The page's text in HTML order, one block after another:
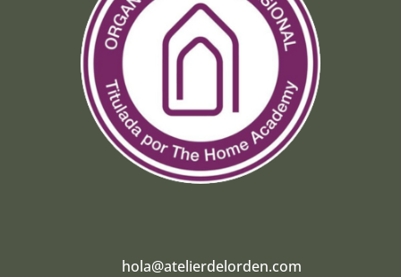
hola@atelierdelorden.com